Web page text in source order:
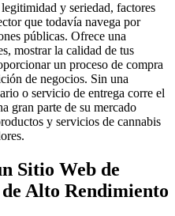
y seriedad, factores
que todavía navega por
públicas. Ofrece una
mostrar la calidad de tus
un proceso de compra
de negocios. Sin una
o servicio de entrega corre el
gran parte de su mercado
y servicios de cannabis
Sitio Web de
Alto Rendimiento